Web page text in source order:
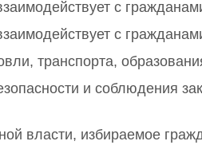
с
с
транспорта,
и соблюдения
власти, избираемое